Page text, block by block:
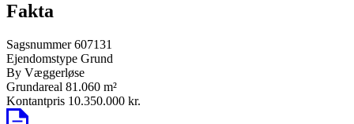
Fakta
Sagsnummer607131
Ejendomstype Grund
By Væggerløse
Grundareal 81.060 m²
Kontantpris 10.350.000 kr.